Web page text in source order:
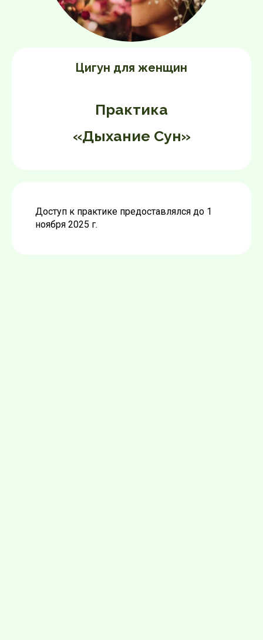
Цигун для женщин
Практика
«Дыхание Сун»
Доступ к практике предоставлялся до 1
ноября 2025 г.